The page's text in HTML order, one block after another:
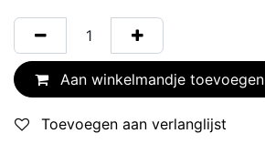
Aan winkelmandje toevoegen
Toevoegen aan verlanglijst